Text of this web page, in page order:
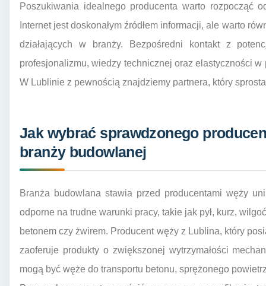
Poszukiwania idealnego producenta warto rozpocząć
Internet jest doskonałym źródłem informacji, ale warto
działających w branży. Bezpośredni kontakt z
profesjonalizmu, wiedzy technicznej oraz elastyczności
W Lublinie z pewnością znajdziemy partnera, który
Jak wybrać sprawdzonego
branży budowlanej
Branża budowlana stawia przed producentami węży
odporne na trudne warunki pracy, takie jak pył, kurz,
betonem czy żwirem. Producent węży z Lublina, który
zaoferuje produkty o zwiększonej wytrzymałości
mogą być węże do transportu betonu, sprężonego